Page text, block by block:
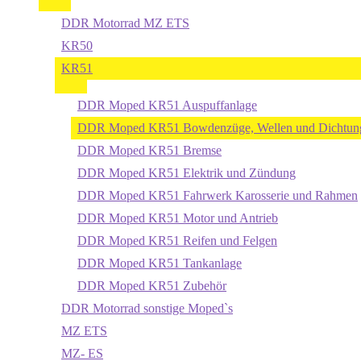
DDR Motorrad MZ ETS
KR50
KR51
DDR Moped KR51 Auspuffanlage
DDR Moped KR51 Bowdenzüge, Wellen und
DDR Moped KR51 Bremse
DDR Moped KR51 Elektrik und Zündung
DDR Moped KR51 Fahrwerk Karosserie und Rahmen
DDR Moped KR51 Motor und Antrieb
DDR Moped KR51 Reifen und Felgen
DDR Moped KR51 Tankanlage
DDR Moped KR51 Zubehör
DDR Motorrad sonstige Moped`s
MZ ETS
MZ- ES